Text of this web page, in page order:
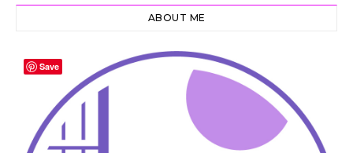
ABOUT ME
Save